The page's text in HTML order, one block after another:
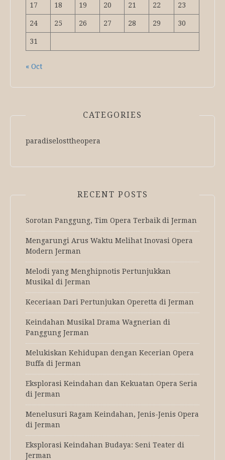
17 18 19 20 21 22 23
24 25 26 27 28 29 30
31
« Oct
CATEGORIES
paradiselosttheopera
RECENT POSTS
Sorotan Panggung, Tim Opera Terbaik di Jerman
Mengarungi Arus Waktu Melihat Inovasi Opera
Modern Jerman
Melodi yang Menghipnotis Pertunjukkan
Musikal di Jerman
Keceriaan Dari Pertunjukan Operetta di Jerman
Keindahan Musikal Drama Wagnerian di
Panggung Jerman
Melukiskan Kehidupan dengan Kecerian Opera
Buffa di Jerman
Eksplorasi Keindahan dan Kekuatan Opera Seria
di Jerman
Menelusuri Ragam Keindahan, Jenis-Jenis Opera
di Jerman
Eksplorasi Keindahan Budaya: Seni Teater di
Jerman